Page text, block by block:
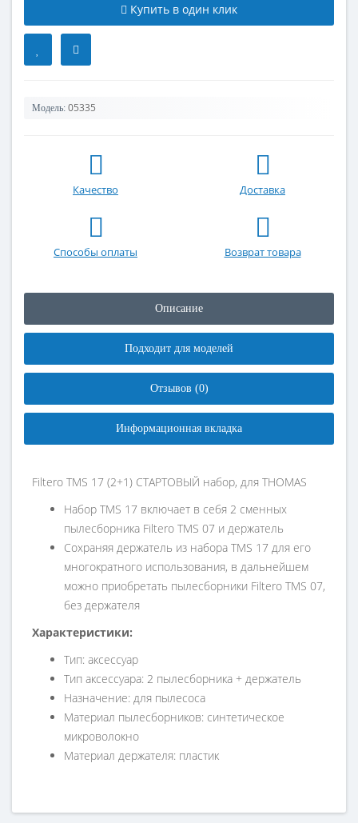
Купить в один клик
Модель: 05335
Качество Доставка
Способы оплаты Возврат товара
Описание
Подходит для моделей
Отзывов (0)
Информационная вкладка
Filtero TMS 17 (2+1) СТАРТОВЫЙ набор, для ТHOMAS
Набор TMS 17 включает в себя 2 сменных
пылесборника Filtero TMS 07 и держатель
Сохраняя держатель из набора TMS 17 для его
многократного использования, в дальнейшем
можно приобретать пылесборники Filtero TMS 07,
без держателя
Характеристики:
Тип: аксессуар
Тип аксессуара: 2 пылесборника + держатель
Назначение: для пылесоса
Материал пылесборников: синтетическое
микроволокно
Материал держателя: пластик
Справка для покупателей